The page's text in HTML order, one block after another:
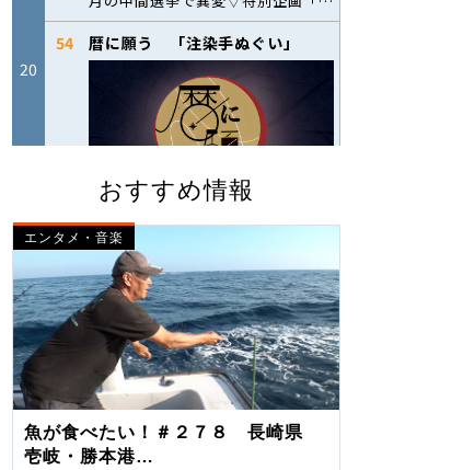
おすすめ情報
エンタメ・音楽
魚が食べたい！＃２７８ 長崎県
壱岐・勝本港